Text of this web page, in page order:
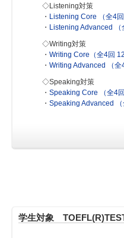
◇Listening対策
・
Listening Core （全4回
・
Listening Advanced （
◇Writing対策
・ Writing Core（全4回 12
・ Writing Advanced （全
◇Speaking対策
・ Speaking Core （全4回
・ Speaking Advanced （
学生対象